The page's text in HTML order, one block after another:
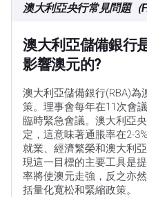
澳大利亞央行常見問題（
澳大利亞儲備銀行
影響澳元的?
澳大利亞儲備銀行(RBA)
策。理事會每年在11次會
臨時緊急會議。澳大利亞
定，這意味著通脹率在2-
就業、經濟繁榮和澳大利
現這一目標的主要工具是
率將使澳元走強，反之亦
括量化寬松和緊縮政策。